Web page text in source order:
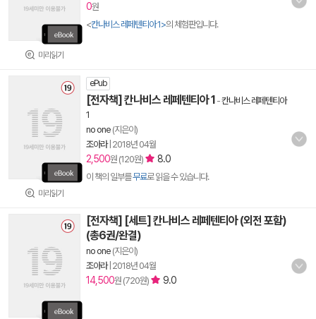
미리읽기
0원
<칸나비스 레페텐티아 1>의 체험판입니다.
미리읽기
ePub
[전자책] 칸나비스 레페텐티아 1 -칸나비스 레페텐티아
1
no one (지은이)
조아라| 2018년 04월
2,500원 (120원) 8.0
이 책의 일부를무료로 읽을 수 있습니다.
[전자책] [세트] 칸나비스 레페텐티아 (외전 포함)
(총6권/완결)
no one (지은이)
조아라| 2018년 04월
14,500원 (720원) 9.0